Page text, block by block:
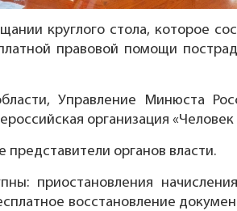
круглого стола, которое
правовой помощи
Управление Минюста
организация «Человек
органов власти.
приостановления
восстановление